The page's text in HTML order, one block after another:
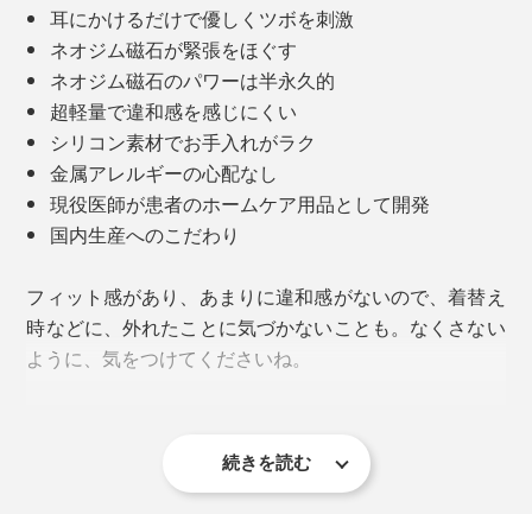
『EARHOOK』の効果を実感すると、その後はメンタル
耳にかけるだけで優しくツボを刺激
ネオジム磁石が緊張をほぐす
ネオジム磁石のパワーは半永久的
超軽量で違和感を感じにくい
シリコン素材でお手入れがラク
金属アレルギーの心配なし
現役医師が患者のホームケア用品として開発
国内生産へのこだわり
フィット感があり、あまりに違和感がないので、着替え
時などに、外れたことに気づかないことも。なくさない
ように、気をつけてくださいね。
デジタル疲労が深刻化する前に
続きを読む